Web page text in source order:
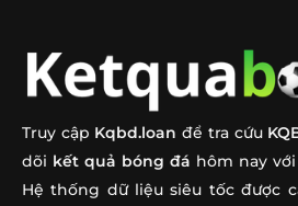
➤
Soi Kèo Pháp Vs Senegal
Tỷ Số
➤
Soi Kèo Hà Lan Vs Nhật Bản
Kèo
Truy cập Kqbd.loan để tra cứu
dõi kết quả bóng đá hôm nay
Hệ thống dữ liệu siêu tốc được